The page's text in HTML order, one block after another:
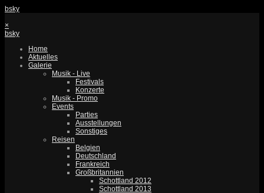
bsky
×
bsky
Home
Aktuelles
Galerie
Musik - Live
Festivals
Konzerte
Musik - Promo
Events
Parties
Ausstellungen
Sonstiges
Reisen
Belgien
Deutschland
Frankreich
Großbritannien
Schottland 2012
Schottland 2013